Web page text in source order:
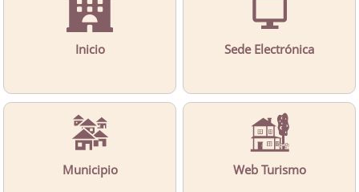
Inicio Sede Electrónica
Municipio Web Turismo